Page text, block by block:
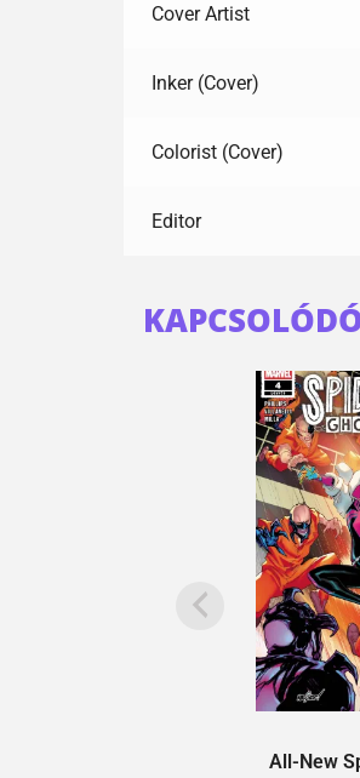
Cover Artist
Inker (Cover)
Colorist (Cover)
Editor
All-New